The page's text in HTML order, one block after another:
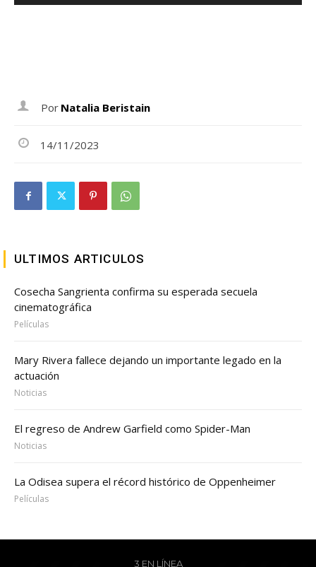
Por Natalia Beristain
14/11/2023
ULTIMOS ARTICULOS
Cosecha Sangrienta confirma su esperada secuela
cinematográfica
Películas
Mary Rivera fallece dejando un importante legado en la
actuación
Noticias
El regreso de Andrew Garfield como Spider-Man
Noticias
La Odisea supera el récord histórico de Oppenheimer
Películas
3 EN LÍNEA